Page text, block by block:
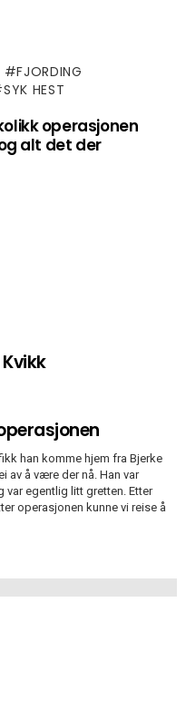
FJORDING
SYK HEST
operasjonen
alt det der
han komme hjem fra Bjerke
av å være der nå. Han var
egentlig litt gretten. Etter
operasjonen kunne vi reise å